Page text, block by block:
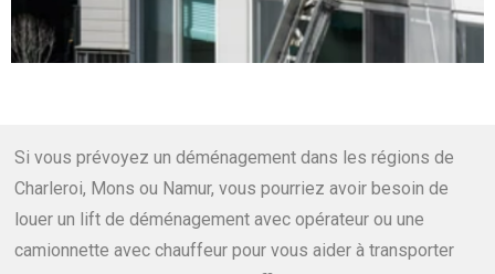
Si vous prévoyez un déménagement dans les régions de
Charleroi, Mons ou Namur, vous pourriez avoir besoin de
louer un lift de déménagement avec opérateur ou une
camionnette avec chauffeur pour vous aider à transporter